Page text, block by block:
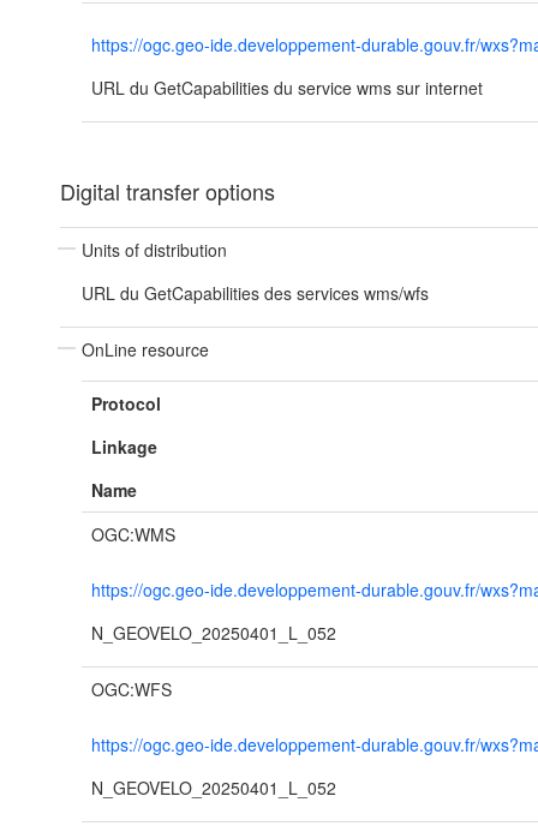
https://ogc.geo-ide.developpement-durable.gouv.fr/
URL du GetCapabilities du service wms sur internet
Digital transfer options
Units of distribution
URL du GetCapabilities des services wms/wfs
OnLine resource
Protocol
Linkage
Name
OGC:WMS
https://ogc.geo-ide.developpement-durable.gouv.fr/
N_GEOVELO_20250401_L_052
OGC:WFS
https://ogc.geo-ide.developpement-durable.gouv.fr/
N_GEOVELO_20250401_L_052